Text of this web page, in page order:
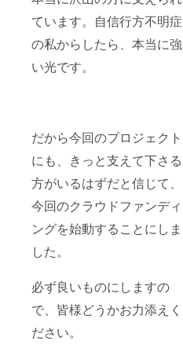
ています。自信行方不明症
の私からしたら、本当に強
い光です。
だから今回のプロジェクト
にも、きっと支えて下さる
方がいるはずだと信じて、
今回のクラウドファンディ
ングを始動することにしま
した。
必ず良いものにしますの
で、皆様どうかお力添えく
ださい。